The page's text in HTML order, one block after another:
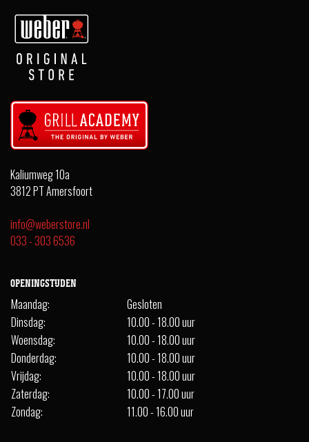
Kaliumweg 10a
3812 PT Amersfoort
info@weberstore.nl
033 - 303 6536
OPENINGSTIJDEN
Maandag:
Gesloten
Dinsdag:
10.00 - 18.00 uur
Woensdag:
10.00 - 18.00 uur
Donderdag:
10.00 - 18.00 uur
Vrijdag:
10.00 - 18.00 uur
Zaterdag:
10.00 - 17.00 uur
Zondag:
11.00 - 16.00 uur